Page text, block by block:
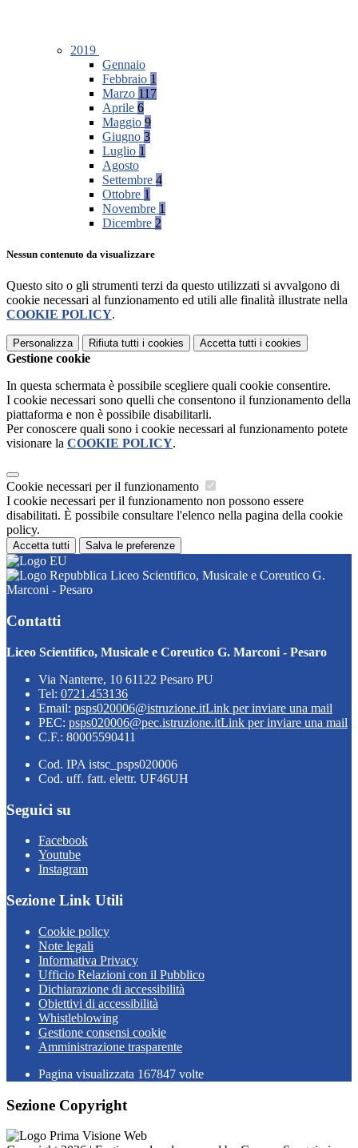
2019
Gennaio
Febbraio 1
Marzo 117
Aprile 6
Maggio 9
Giugno 3
Luglio 1
Agosto
Settembre 4
Ottobre 1
Novembre 1
Dicembre 2
Nessun contenuto da visualizzare
Questo sito o gli strumenti terzi da questo utilizzati si avvalgono di
cookie necessari al funzionamento ed utili alle finalità illustrate nella
COOKIE POLICY.
Personalizza Rifiuta tutti i cookies Accetta tutti i cookies
Gestione cookie
In questa schermata è possibile scegliere quali cookie consentire.
I cookie necessari sono quelli che consentono il funzionamento della
piattaforma e non è possibile disabilitarli.
Per conoscere quali sono i cookie necessari al funzionamento potete
visionare la COOKIE POLICY.
Cookie necessari per il funzionamento
I cookie necessari per il funzionamento non possono essere
disabilitati. È possibile consultare l'elenco nella pagina della cookie
policy.
Accetta tutti Salva le preferenze
Liceo Scientifico, Musicale e Coreutico G.
Marconi - Pesaro
Contatti
Liceo Scientifico, Musicale e Coreutico G. Marconi - Pesaro
Via Nanterre, 10 61122 Pesaro PU
Tel: 0721.453136
Email: psps020006@istruzione.itLink per inviare una mail
PEC: psps020006@pec.istruzione.itLink per inviare una mail
C.F.: 80005590411
Cod. IPA istsc_psps020006
Cod. uff. fatt. elettr. UF46UH
Seguici su
Facebook
Youtube
Instagram
Sezione Link Utili
Cookie policy
Note legali
Informativa Privacy
Ufficio Relazioni con il Pubblico
Dichiarazione di accessibilità
Obiettivi di accessibilità
Whistleblowing
Gestione consensi cookie
Amministrazione trasparente
Pagina visualizzata 167847 volte
Sezione Copyright